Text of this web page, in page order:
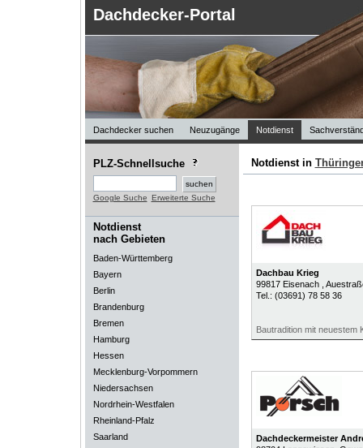
Dachdecker-Portal
Dachdecker suchen Neuzugänge Notdienst
PLZ-Schnellsuche
Google Suche Erweiterte Suche
Notdienst
nach Gebieten
Baden-Württemberg
Bayern
Berlin
Brandenburg
Bremen
Hamburg
Hessen
Mecklenburg-Vorpommern
Niedersachsen
Nordrhein-Westfalen
Rheinland-Pfalz
Saarland
Notdienst in
Dachbau Krieg
99817 Eisenach
,
Tel.: (03691) 78 58 36
Bautradition mit neuestem
Dachdeckermeister